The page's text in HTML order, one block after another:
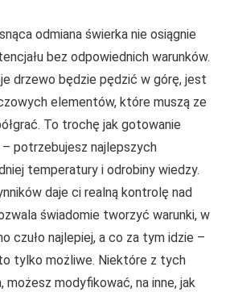
odmiana świerka nie osiągnie
bez odpowiednich warunków.
drzewo będzie pędzić w górę, jest
elementów, które muszą ze
To trochę jak gotowanie
potrzebujesz najlepszych
temperatury i odrobiny wiedzy.
daje ci realną kontrolę nad
świadomie tworzyć warunki, w
czuło najlepiej, a co za tym idzie –
tylko możliwe. Niektóre z tych
możesz modyfikować, na inne, jak